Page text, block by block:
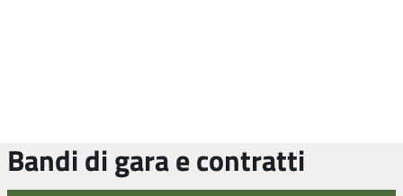
Bandi di gara e contratti